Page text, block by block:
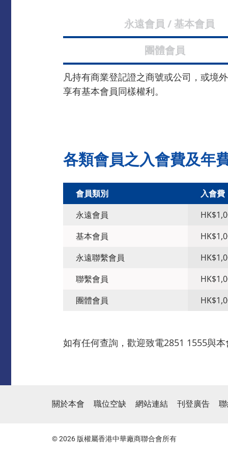
永遠會員 / 基本
團體會
凡持有商業登記證之商號或公司，或境
享有基本會員同樣權利。
各類會員之入會費及年
會員類別
入會費
永遠會員
基本會員
永遠聯繫會員
聯繫會員
團體會員
如有任何查詢，歡迎致電2851 1555與
關於本會 職位空缺 網站連結 刊登廣告
© 2026 版權屬香港中華廠商聯合會所有